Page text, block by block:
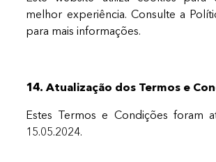
melhor experiência. Consulte a
para mais informações.
14. Atualização dos Termos e
Estes Termos e Condições foram
15.05.2024.